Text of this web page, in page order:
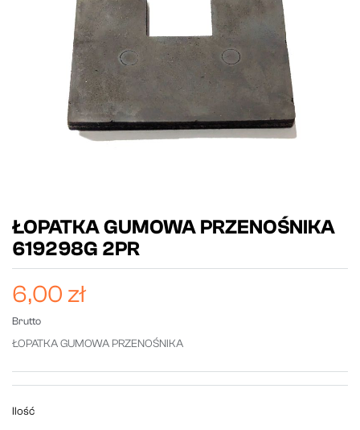
ŁOPATKA GUMOWA PRZENOŚNIKA
619298G 2PR
6,00 zł
Brutto
ŁOPATKA GUMOWA PRZENOŚNIKA
Ilość